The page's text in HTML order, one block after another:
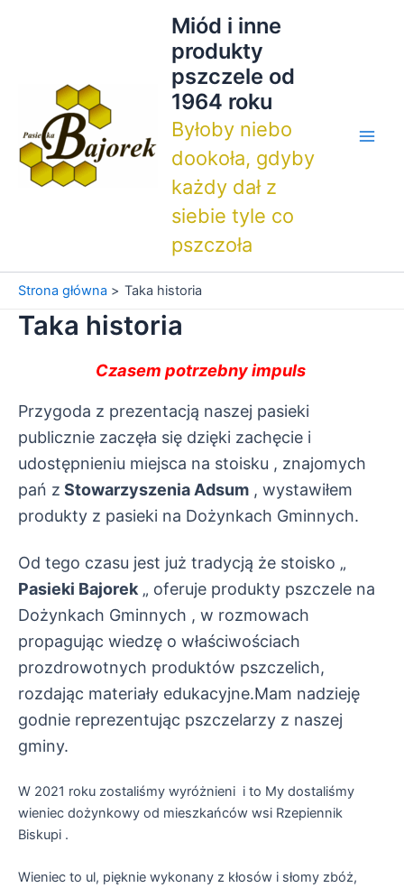
Miód i inne
produkty
pszczele od
1964 roku
Byłoby niebo
dookoła, gdyby
każdy dał z
siebie tyle co
pszczoła
Strona główna Taka historia
Taka historia
Czasem potrzebny impuls
Przygoda z prezentacją naszej pasieki
publicznie zaczęła się dzięki zachęcie i
udostępnieniu miejsca na stoisku , znajomych
pań z Stowarzyszenia Adsum , wystawiłem
produkty z pasieki na Dożynkach Gminnych.
Od tego czasu jest już tradycją że stoisko „
Pasieki Bajorek„ oferuje produkty pszczele na
Dożynkach Gminnych , w rozmowach
propagując wiedzę o właściwościach
prozdrowotnych produktów pszczelich,
rozdając materiały edukacyjne.Mam nadzieję
godnie reprezentując pszczelarzy z naszej
gminy.
W 2021 roku zostaliśmy wyróżnieni i to My dostaliśmy
wieniec dożynkowy od mieszkańców wsi Rzepiennik
Biskupi .
Wieniec to ul, pięknie wykonany z kłosów i słomy zbóż,